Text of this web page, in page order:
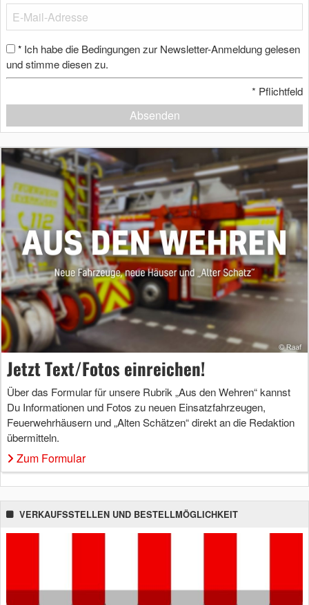
* Ich habe die Bedingungen zur Newsletter-Anmeldung gelesen
und stimme diesen zu.
* Pflichtfeld
Absenden
Jetzt Text/Fotos einreichen!
Über das Formular für unsere Rubrik „Aus den Wehren“ kannst
Du Informationen und Fotos zu neuen Einsatzfahrzeugen,
Feuerwehrhäusern und „Alten Schätzen“ direkt an die Redaktion
übermitteln.
Zum Formular
VERKAUFSSTELLEN UND BESTELLMÖGLICHKEIT